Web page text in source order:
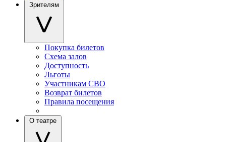
Зрителям
Покупка билетов
Схема залов
Доступность
Льготы
Участникам СВО
Возврат билетов
Правила посещения
О театре